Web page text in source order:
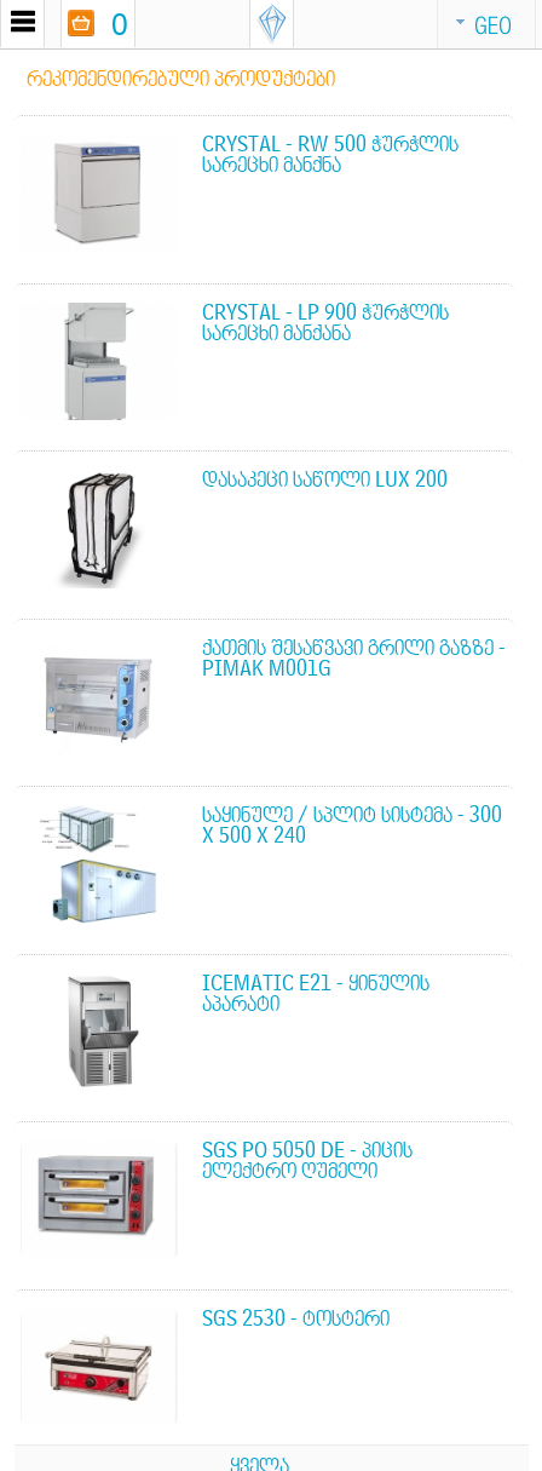
GEO
0
ᲠᲔᲙᲝᲛᲔᲜᲓᲘᲠᲔᲑᲣᲚᲘ ᲞᲠᲝᲓᲣᲥᲢᲔᲑᲘ
CRYSTAL - RW 500 ᲭᲣᲠᲭᲚᲘᲡ
ᲡᲐᲠᲔᲪᲮᲘ ᲛᲐᲜᲥᲜᲐ
CRYSTAL - LP 900 ᲭᲣᲠᲭᲚᲘᲡ
ᲡᲐᲠᲔᲪᲮᲘ ᲛᲐᲜᲥᲐᲜᲐ
ᲓᲐᲡᲐᲙᲔᲪᲘ ᲡᲐᲬᲝᲚᲘ LUX 200
ᲥᲐᲗᲛᲘᲡ ᲨᲔᲡᲐᲬᲕᲐᲕᲘ ᲒᲠᲘᲚᲘ ᲒᲐᲖᲖᲔ -
PIMAK M001G
ᲡᲐᲧᲘᲜᲣᲚᲔ / ᲡᲞᲚᲘᲢ ᲡᲘᲡᲢᲔᲛᲐ - 300
X 500 X 240
ICEMATIC E21 - ᲧᲘᲜᲣᲚᲘᲡ
ᲐᲞᲐᲠᲐᲢᲘ
SGS PO 5050 DE - ᲞᲘᲪᲘᲡ
ᲔᲚᲔᲥᲢᲠᲝ ᲦᲣᲛᲔᲚᲘ
SGS 2530 - ᲢᲝᲡᲢᲔᲠᲘ